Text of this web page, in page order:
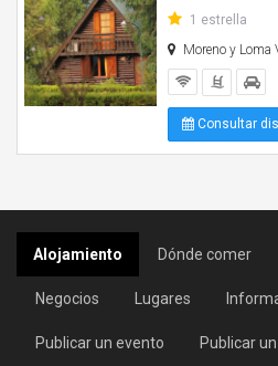
1 estrella
Moreno y Loma
Consultar
Alojamiento Dónde comer
Negocios Lugares
Publicar un evento Publicar